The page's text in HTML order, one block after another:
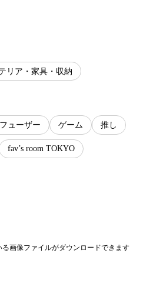
リア・家具・収納
ューザー ゲーム 推し
fav’s room TOKYO
画像ファイルがダウンロードできます